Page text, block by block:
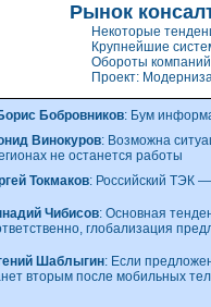
Рынок
Некоторые
Крупнейшие
Обороты компаний
Проект:
Бобровников: Бум
Винокуров: Возможна
не останется работы
Токмаков: Российский ТЭК
Чибисов: Основная
глобализация
Шаблыгин: Если
вторым после мобильных